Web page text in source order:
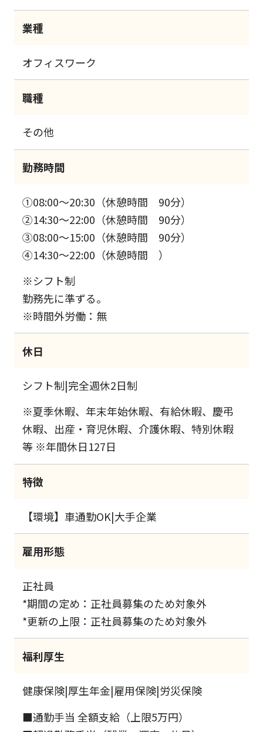
業種
オフィスワーク
職種
その他
勤務時間
①08:00～20:30（休憩時間 90分）
②14:30～22:00（休憩時間 90分）
③08:00～15:00（休憩時間 90分）
④14:30～22:00（休憩時間 ）
※シフト制
勤務先に準ずる。
※時間外労働：無
休日
シフト制|完全週休2日制
※夏季休暇、年末年始休暇、有給休暇、慶弔
休暇、出産・育児休暇、介護休暇、特別休暇
等 ※年間休日127日
特徴
【環境】車通勤OK|大手企業
雇用形態
正社員
*期間の定め：正社員募集のため対象外
*更新の上限：正社員募集のため対象外
福利厚生
健康保険|厚生年金|雇用保険|労災保険
■通勤手当 全額支給（上限5万円）